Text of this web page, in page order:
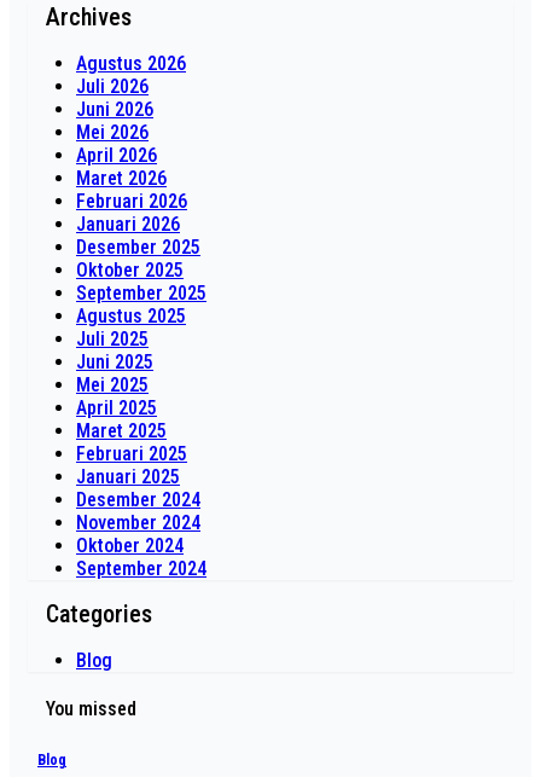
Archives
Agustus 2026
Juli 2026
Juni 2026
Mei 2026
April 2026
Maret 2026
Februari 2026
Januari 2026
Desember 2025
Oktober 2025
September 2025
Agustus 2025
Juli 2025
Juni 2025
Mei 2025
April 2025
Maret 2025
Februari 2025
Januari 2025
Desember 2024
November 2024
Oktober 2024
September 2024
Categories
Blog
You missed
Blog